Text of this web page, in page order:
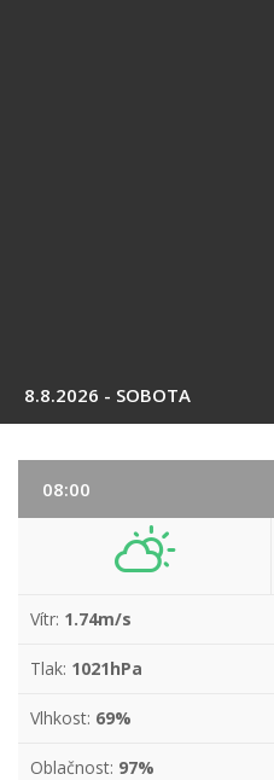
8.8.2026 - SOBOTA
08:00
Vítr: 1.74m/s
Tlak: 1021hPa
Vlhkost: 69%
Oblačnost: 97%